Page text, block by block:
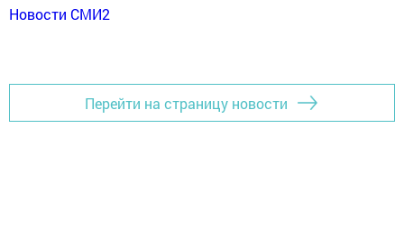
Новости СМИ2
Перейти на страницу новости